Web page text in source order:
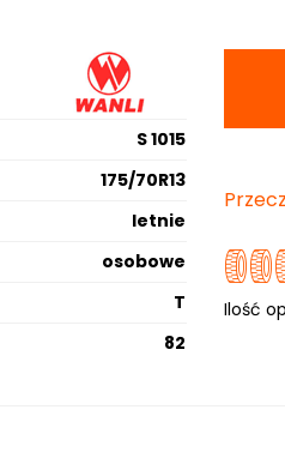
S 1015
175/70R13
letnie
osobowe
T
82
Ilość